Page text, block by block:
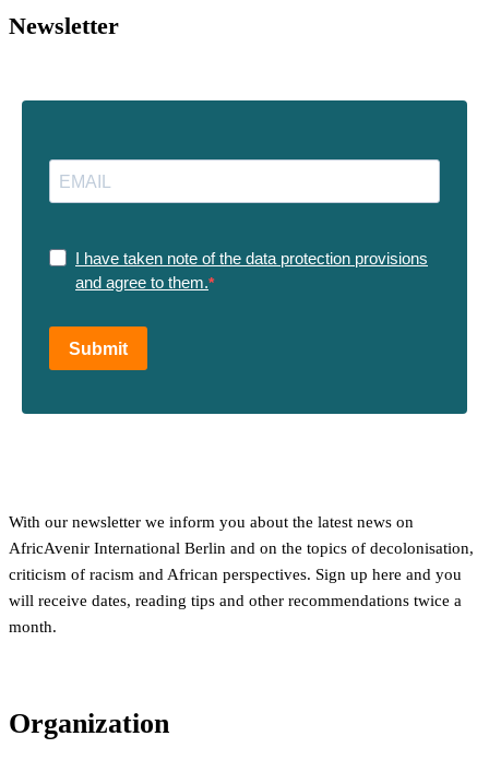
Newsletter
I have taken note of the data protection provisions
and agree to them.
Submit
With our newsletter we inform you about the latest news on
AfricAvenir International Berlin and on the topics of decolonisation,
criticism of racism and African perspectives. Sign up here and you
will receive dates, reading tips and other recommendations twice a
month.
Organization